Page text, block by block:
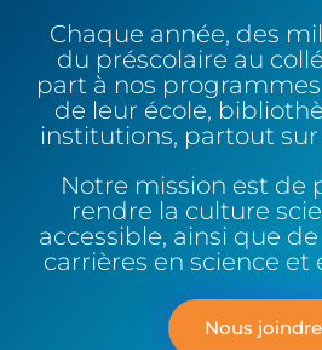
Chaque année, des
du préscolaire au
part à nos
de leur école,
institutions, partout
Notre mission est de
rendre la culture
accessible, ainsi que
carrières en science et
Nous joindre